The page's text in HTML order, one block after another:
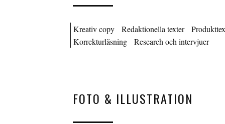
Kreativ copy Redaktionella texter
Korrekturläsning
Research och intervjuer
FOTO & ILLUSTRATION